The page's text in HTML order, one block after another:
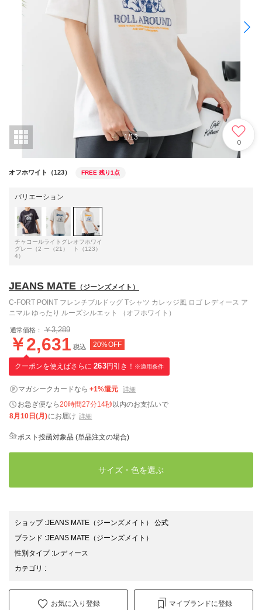
1/13
0
オフホワイト（123） FREE 残り1点
バリエーション
チャコール
グレー（2
4）
ライトグレ
ー（21）
オフホワイ
ト（123）
JEANS MATE （ジーンズメイト）
C-FORT POINT フレンチブルドッグ Tシャツ カレッジ風 ロゴ レディース ア
ニマル ゆったり ルーズシルエット （オフホワイト）
通常価格： ￥3,289
￥2,631 税込 20%OFF
クーポンを使えばさらに 263円引き！ ※適用条件
マガシークカードなら +1%還元 詳細
お急ぎ便なら20時間27分13秒以内のお支払いで
8月10日(月)にお届け 詳細
ポスト投函対象品 (単品注文の場合)
サイズ・色を選ぶ
ショップ:JEANS MATE（ジーンズメイト） 公式
ブランド :JEANS MATE （ジーンズメイト）
性別タイプ:レディース
カテゴリ :
お気に入り登録 マイブランドに登録